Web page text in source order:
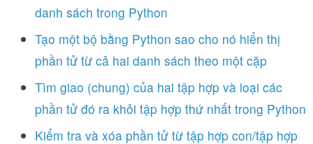
danh sách trong Python
Tạo một bộ bằng Python sao cho nó hiển thị
phần tử từ cả hai danh sách theo một cặp
Tìm giao (chung) của hai tập hợp và loại các
phần tử đó ra khỏi tập hợp thứ nhất trong Python
Kiểm tra và xóa phần tử từ tập hợp con/tập hợp